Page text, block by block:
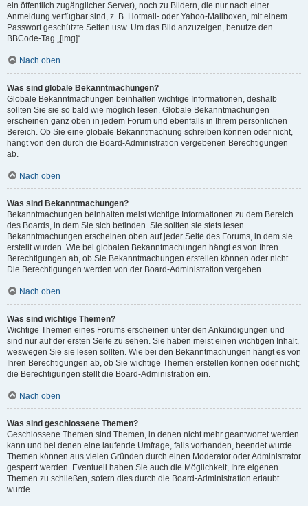
ein öffentlich zugänglicher Server), noch zu Bildern, die nur nach einer
Anmeldung verfügbar sind, z. B. Hotmail- oder Yahoo-Mailboxen, mit einem
Passwort geschützte Seiten usw. Um das Bild anzuzeigen, benutze den
BBCode-Tag „[img]“.
Nach oben
Was sind globale Bekanntmachungen?
Globale Bekanntmachungen beinhalten wichtige Informationen, deshalb
sollten Sie sie so bald wie möglich lesen. Globale Bekanntmachungen
erscheinen ganz oben in jedem Forum und ebenfalls in Ihrem persönlichen
Bereich. Ob Sie eine globale Bekanntmachung schreiben können oder nicht,
hängt von den durch die Board-Administration vergebenen Berechtigungen
ab.
Nach oben
Was sind Bekanntmachungen?
Bekanntmachungen beinhalten meist wichtige Informationen zu dem Bereich
des Boards, in dem Sie sich befinden. Sie sollten sie stets lesen.
Bekanntmachungen erscheinen oben auf jeder Seite des Forums, in dem sie
erstellt wurden. Wie bei globalen Bekanntmachungen hängt es von Ihren
Berechtigungen ab, ob Sie Bekanntmachungen erstellen können oder nicht.
Die Berechtigungen werden von der Board-Administration vergeben.
Nach oben
Was sind wichtige Themen?
Wichtige Themen eines Forums erscheinen unter den Ankündigungen und
sind nur auf der ersten Seite zu sehen. Sie haben meist einen wichtigen Inhalt,
weswegen Sie sie lesen sollten. Wie bei den Bekanntmachungen hängt es von
Ihren Berechtigungen ab, ob Sie wichtige Themen erstellen können oder nicht;
die Berechtigungen stellt die Board-Administration ein.
Nach oben
Was sind geschlossene Themen?
Geschlossene Themen sind Themen, in denen nicht mehr geantwortet werden
kann und bei denen eine laufende Umfrage, falls vorhanden, beendet wurde.
Themen können aus vielen Gründen durch einen Moderator oder Administrator
gesperrt werden. Eventuell haben Sie auch die Möglichkeit, Ihre eigenen
Themen zu schließen, sofern dies durch die Board-Administration erlaubt
wurde.